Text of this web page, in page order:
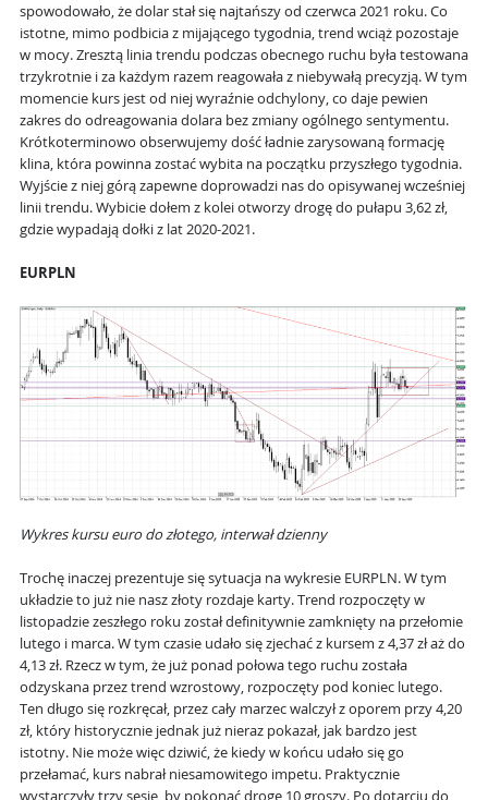
spowodowało, że dolar stał się najtańszy od czerwca 2021 roku. Co
istotne, mimo podbicia z mijającego tygodnia, trend wciąż pozostaje
w mocy. Zresztą linia trendu podczas obecnego ruchu była testowana
trzykrotnie i za każdym razem reagowała z niebywałą precyzją. W tym
momencie kurs jest od niej wyraźnie odchylony, co daje pewien
zakres do odreagowania dolara bez zmiany ogólnego sentymentu.
Krótkoterminowo obserwujemy dość ładnie zarysowaną formację
klina, która powinna zostać wybita na początku przyszłego tygodnia.
Wyjście z niej górą zapewne doprowadzi nas do opisywanej wcześniej
linii trendu. Wybicie dołem z kolei otworzy drogę do pułapu 3,62 zł,
gdzie wypadają dołki z lat 2020-2021.
EURPLN
Wykres kursu euro do złotego, interwał dzienny
Trochę inaczej prezentuje się sytuacja na wykresie EURPLN. W tym
układzie to już nie nasz złoty rozdaje karty. Trend rozpoczęty w
listopadzie zeszłego roku został definitywnie zamknięty na przełomie
lutego i marca. W tym czasie udało się zjechać z kursem z 4,37 zł aż do
4,13 zł. Rzecz w tym, że już ponad połowa tego ruchu została
odzyskana przez trend wzrostowy, rozpoczęty pod koniec lutego.
Ten długo się rozkręcał, przez cały marzec walczył z oporem przy 4,20
zł, który historycznie jednak już nieraz pokazał, jak bardzo jest
istotny. Nie może więc dziwić, że kiedy w końcu udało się go
przełamać, kurs nabrał niesamowitego impetu. Praktycznie